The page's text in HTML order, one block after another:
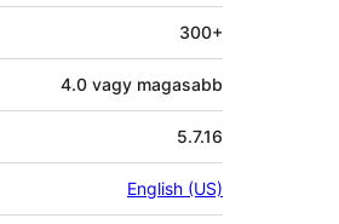
300+
4.0 vagy magasabb
5.7.16
English (US)